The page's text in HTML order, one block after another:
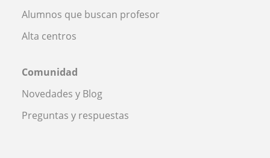
Alumnos que buscan profesor
Alta centros
Comunidad
Novedades y Blog
Preguntas y respuestas